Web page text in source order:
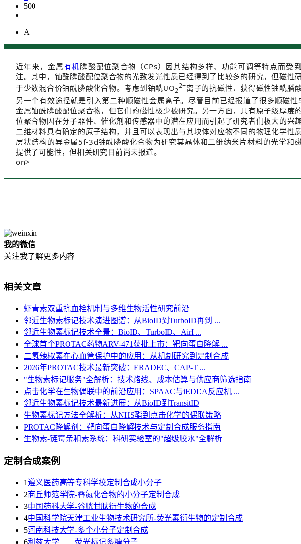
500
A+
近年来，金属有机膦酸配位聚合物（CPs）因其结构多样、功能可调等特点而受
注。其中，铀酰膦酸配位聚合物的光致发光性质已经得到了比较多的研究，但磁性
于少数混合价铀酰膦酸化合物。考虑到铀酰UO2
2+离子的抗磁性，获得磁性铀酰膦
另一个有效途径就是引入第二种顺磁性金属离子。尽管目前已经报道了很多顺磁
金属铀酰膦酸配位聚合物，但它们的磁性极少被研究。另一方面，具有原子级厚度
位聚合物因在分子器件、催化剂和传感器中的潜在应用而引起了研究者们极大的兴
二维材料具有确定的原子结构，并且可以表现出与其块体对应物不同的物理化学性
层状结构的异金属5f-3d铀酰膦酸化合物为研究其晶体和二维纳米片材料的光学和
提供了可能性，但相关研究目前尚未报道。
on>
我的微信
关注我了解更多内容
相关文章
虾青素双重抗血栓机制与多维生物活性研究前沿
邻近生物素标记技术演进图谱：从BioID到TurboID再到 ...
邻近生物素标记技术全景：BioID、TurboID、AirI ...
全球首个PROTAC药物ARV-471获批上市：靶向蛋白降解 ...
二氢辣椒素在心血管保护中的应用：从机制研究到定制合成
2026年PROTAC技术最新突破：ERADEC、CAP-T ...
"生物素标记服务"全解析：技术路线、成本估算与供应商筛选指南
点击化学在生物偶联中的前沿应用：SPAAC与iEDDA反应机 ...
邻近生物素标记技术最新进展：从BioID到TransitID
生物素标记方法全解析：从NHS酯到点击化学的偶联策略
PROTAC降解剂：靶向蛋白降解技术与定制合成服务指南
生物素-链霉亲和素系统：科研实验室的"超级胶水"全解析
定制合成案例
1遵义医药高等专科学校定制合成小分子
2商丘师范学院-叠氮化合物的小分子定制合成
3​中国药科大学-谷胱甘肽衍生物的合成
4中国科学院天津工业生物技术研究所-荧光素衍生物的定制合成
5河南科技大学-多个小分子定制合成
6利兹大学——荧光标记多糖分子